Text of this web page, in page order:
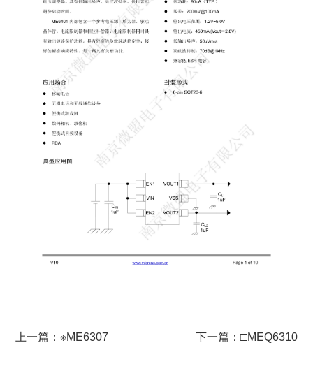
上一篇：※ME6307 下一篇：□MEQ6310